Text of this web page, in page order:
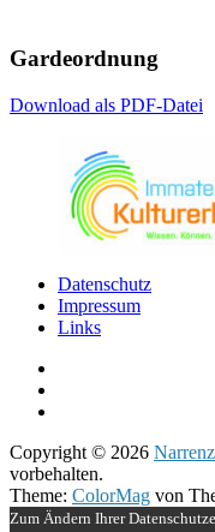
Gardeordnung
Download als PDF-Datei
Datenschutz
Impressum
Links
Copyright © 2026
vorbehalten.
Theme: ColorMag von
Zum Ändern Ihrer